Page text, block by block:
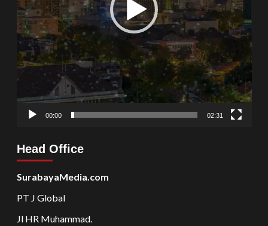
00:00 02:31
Head Office
SurabayaMedia.com
PT J Global
Jl HR Muhammad.